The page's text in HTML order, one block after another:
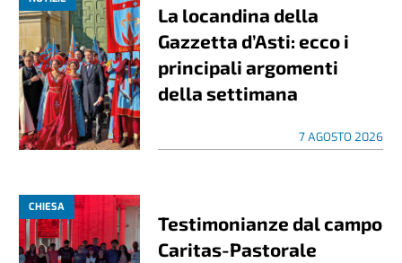
La locandina della
Gazzetta d’Asti: ecco i
principali argomenti
della settimana
7 AGOSTO 2026
CHIESA
Testimonianze dal campo
Caritas-Pastorale